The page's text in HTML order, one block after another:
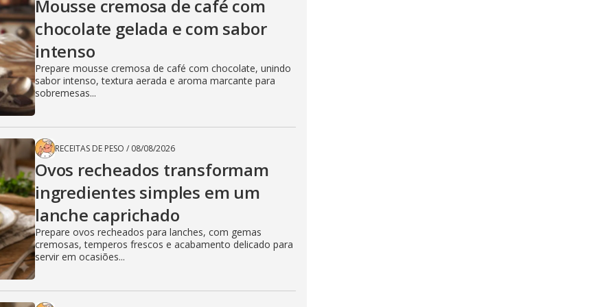
Mousse cremosa de café com
chocolate gelada e com sabor
intenso
Prepare mousse cremosa de café com chocolate, unindo
sabor intenso, textura aerada e aroma marcante para
sobremesas...
RECEITAS DE PESO / 08/08/2026
Ovos recheados transformam
ingredientes simples em um
lanche caprichado
Prepare ovos recheados para lanches, com gemas
cremosas, temperos frescos e acabamento delicado para
servir em ocasiões...